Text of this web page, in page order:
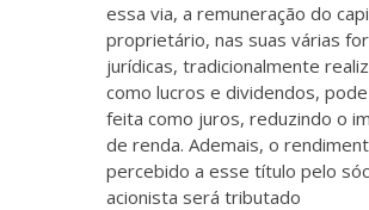
essa via, a remuneração do
proprietário, nas suas várias
jurídicas, tradicionalmente
como lucros e dividendos,
feita como juros, reduzindo o
de renda. Ademais, o
percebido a esse título pelo
acionista será tributado